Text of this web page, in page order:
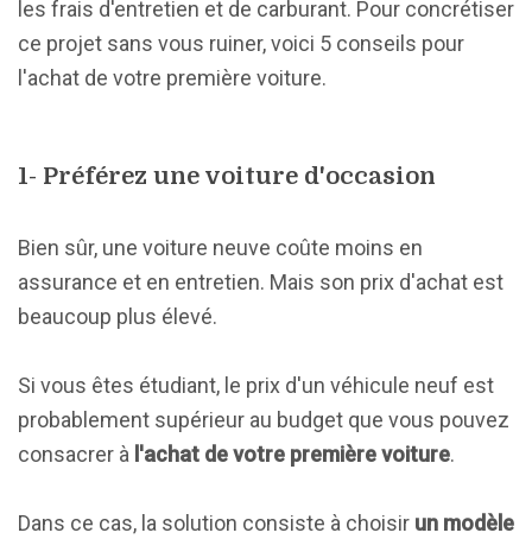
les frais d'entretien et de carburant. Pour concrétiser
ce projet sans vous ruiner, voici 5 conseils pour
l'achat de votre première voiture.
1- Préférez une voiture d'occasion
Bien sûr, une voiture neuve coûte moins en
assurance et en entretien. Mais son prix d'achat est
beaucoup plus élevé.
Si vous êtes étudiant, le prix d'un véhicule neuf est
probablement supérieur au budget que vous pouvez
consacrer à l'achat de votre première voiture.
Dans ce cas, la solution consiste à choisir un modèle